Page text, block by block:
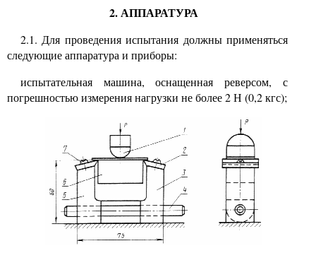
2. АППАРАТУРА
2.1. Для проведения испытания должны применяться
следующие аппаратура и приборы:
испытательная машина, оснащенная реверсом, с
погрешностью измерения нагрузки не более 2 Н (0,2 кгс);